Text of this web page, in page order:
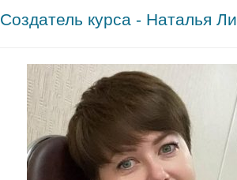
Создатель курса - Наталья